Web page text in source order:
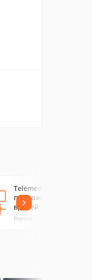
TelemedDoctor —
приложение для
врачей
Версия: 1.0.7